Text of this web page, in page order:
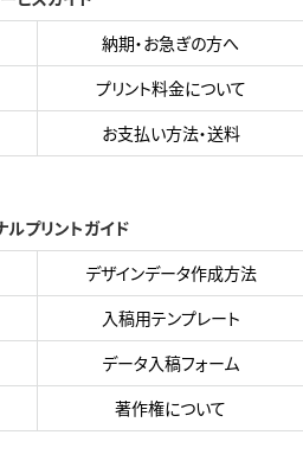
納期・お急ぎの方へ
プリント料金について
お支払い方法・送料
ルプリントガイド
デザインデータ作成方法
入稿用テンプレート
データ入稿フォーム
著作権について